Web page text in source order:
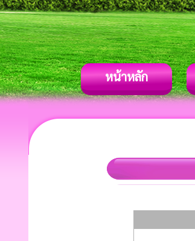
หน้าหลัก